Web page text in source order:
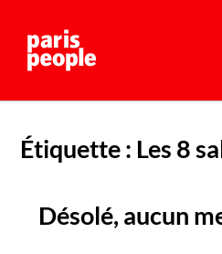
Étiquette : Les 8
Désolé, aucun